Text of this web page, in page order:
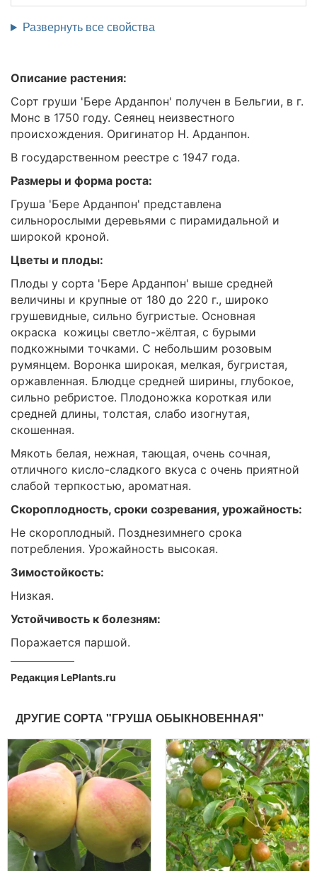
Развернуть все свойства
Описание растения:
Сорт груши 'Бере Арданпон' получен в Бельгии, в г.
Монс в 1750 году. Сеянец неизвестного
происхождения. Оригинатор Н. Арданпон.
В государственном реестре с 1947 года.
Размеры и форма роста:
Груша 'Бере Арданпон' представлена
сильнорослыми деревьями с пирамидальной и
широкой кроной.
Цветы и плоды:
Плоды у сорта 'Бере Арданпон' выше средней
величины и крупные от 180 до 220 г., широко
грушевидные, сильно бугристые. Основная
окраска кожицы светло-жёлтая, с бурыми
подкожными точками. С небольшим розовым
румянцем. Воронка широкая, мелкая, бугристая,
оржавленная. Блюдце средней ширины, глубокое,
сильно ребристое. Плодоножка короткая или
средней длины, толстая, слабо изогнутая,
скошенная.
Мякоть белая, нежная, тающая, очень сочная,
отличного кисло-сладкого вкуса с очень приятной
слабой терпкостью, ароматная.
Скороплодность, сроки созревания, урожайность:
Не скороплодный. Позднезимнего срока
потребления. Урожайность высокая.
Зимостойкость:
Низкая.
Устойчивость к болезням:
Поражается паршой.
Редакция LePlants.ru
ДРУГИЕ СОРТА "ГРУША ОБЫКНОВЕННАЯ"